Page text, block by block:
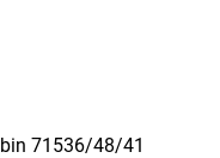
71536/48/41